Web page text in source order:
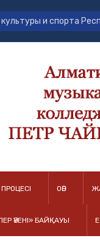
и спорта
ПРОЦЕСІ ОӘБ
ӘУЕНІ» БАЙҚАУЫ